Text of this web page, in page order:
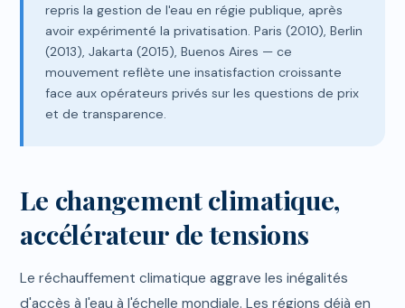
repris la gestion de l'eau en régie publique, après
avoir expérimenté la privatisation. Paris (2010), Berlin
(2013), Jakarta (2015), Buenos Aires — ce
mouvement reflète une insatisfaction croissante
face aux opérateurs privés sur les questions de prix
et de transparence.
Le changement climatique,
accélérateur de tensions
Le réchauffement climatique aggrave les inégalités
d'accès à l'eau à l'échelle mondiale. Les régions déjà en